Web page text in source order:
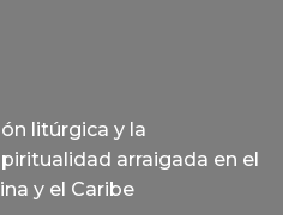
litúrgica y la
arraigada en el
y el Caribe